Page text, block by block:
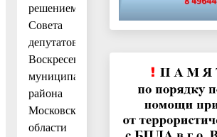
решением
Совета
депутатов
Воскресенского
муниципального
района
Московской
области